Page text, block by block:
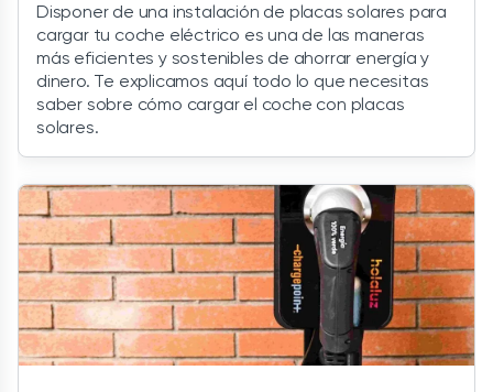
Disponer de una instalación de placas solares para
cargar tu coche eléctrico es una de las maneras
más eficientes y sostenibles de ahorrar energía y
dinero. Te explicamos aquí todo lo que necesitas
saber sobre cómo cargar el coche con placas
solares.